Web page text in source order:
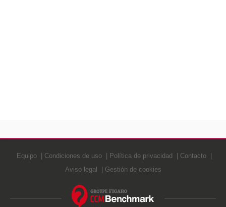
Equipo Condiciones de uso Política de privacidad
Contacto
Aviso legal
Gestión de cookies